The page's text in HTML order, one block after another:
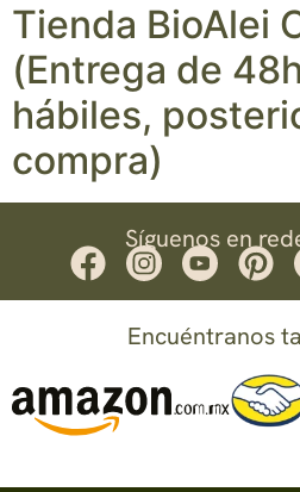
Tienda BioAlei
(Entrega de
hábiles,
compra)
Síguenos en
Encuéntranos